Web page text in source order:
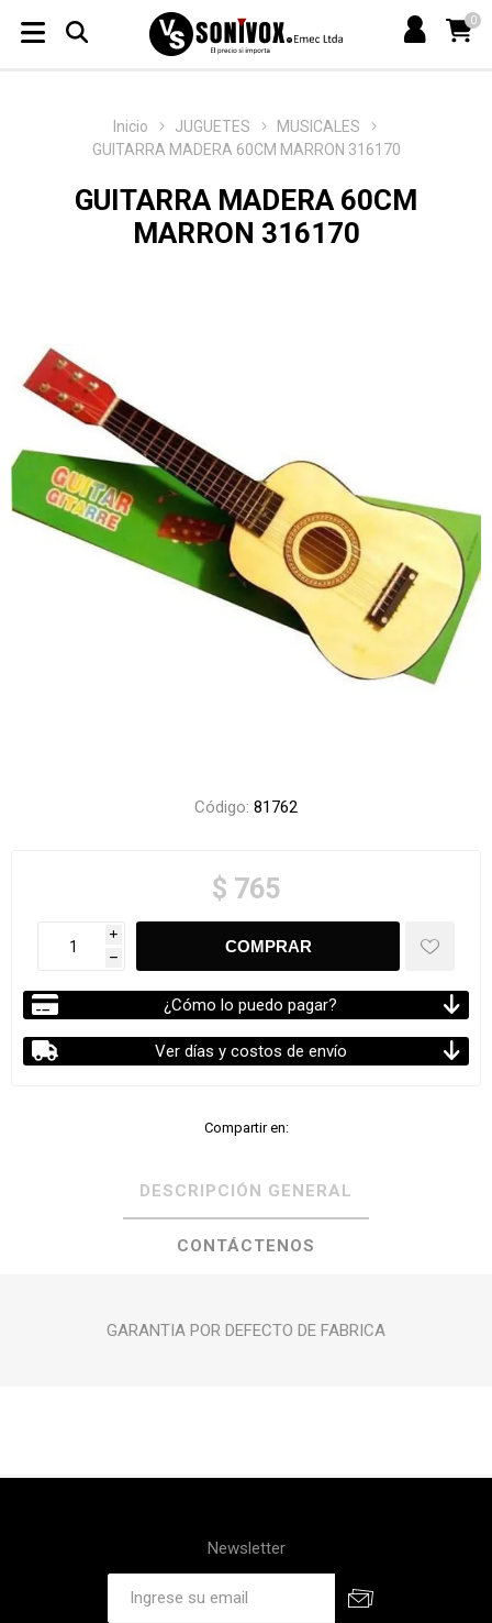
0
Inicio JUGUETES
MUSICALES
GUITARRA MADERA 60CM MARRON 316170
GUITARRA MADERA 60CM
MARRON 316170
Código: 81762
$ 765
i
h
¿Cómo lo puedo pagar?
Ver días y costos de envío
Compartir en:
DESCRIPCIÓN GENERAL
CONTÁCTENOS
GARANTIA POR DEFECTO DE FABRICA
Newsletter